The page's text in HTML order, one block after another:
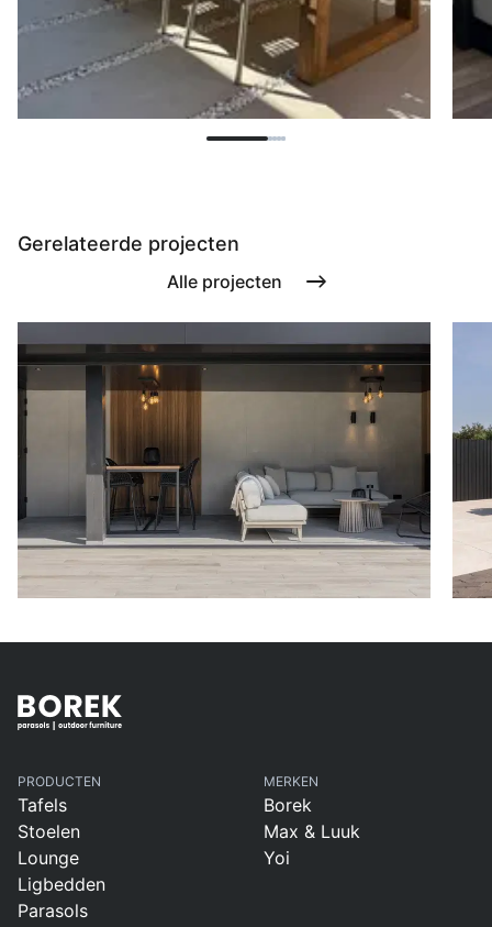
Gerelateerde projecten
Alle projecten
Rotterdam
hting
Alphen
Rijn
PRODUCTEN
Tafels
Stoelen
Lounge
Ligbedden
Parasols
MERKEN
Borek
Max & Luuk
Yoi